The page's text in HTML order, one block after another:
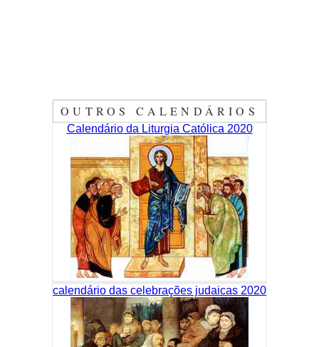
OUTROS CALENDÁRIOS
Calendário da Liturgia Católica 2020
calendário das celebrações judaicas 2020